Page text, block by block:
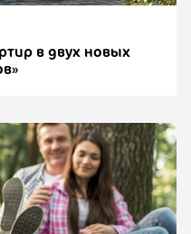
в двух новых